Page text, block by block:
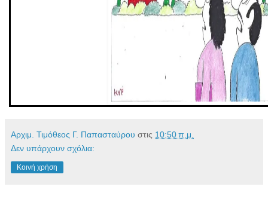
Αρχιμ. Τιμόθεος Γ. Παπασταύρου στις 10:50 π.μ.
Δεν υπάρχουν σχόλια:
Κοινή χρήση